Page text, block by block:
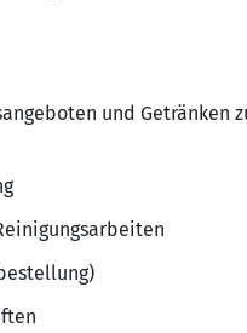
und Getränken